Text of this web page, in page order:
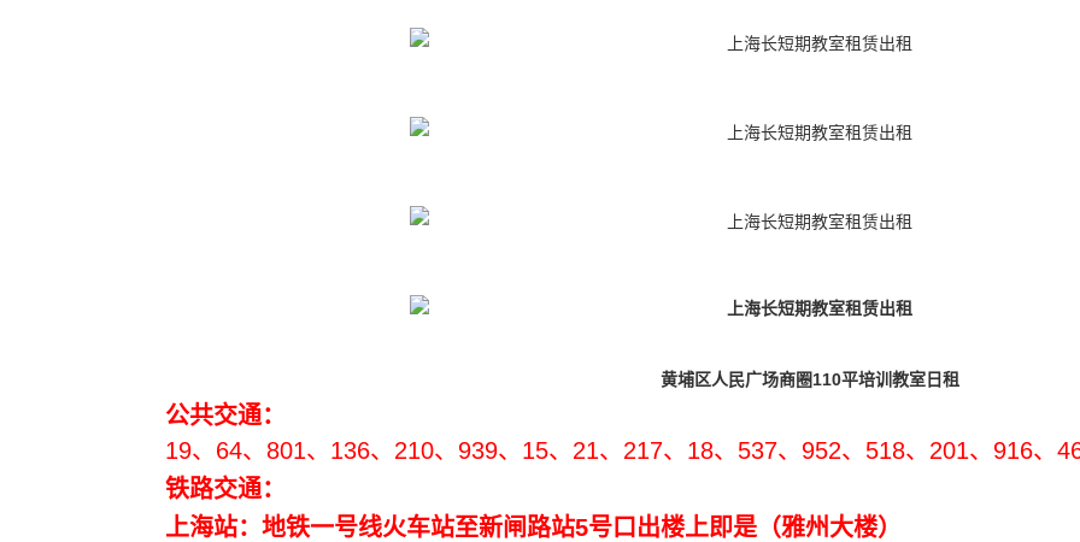
黄埔区人民广场商圈110平培训教室日租
公共交通：
19、64、801、136、210、939、15、21、217、18、537、952、518、201、916、
铁路交通：
上海站：地铁一号线火车站至新闸路站5号口出楼上即是（雅州大楼）